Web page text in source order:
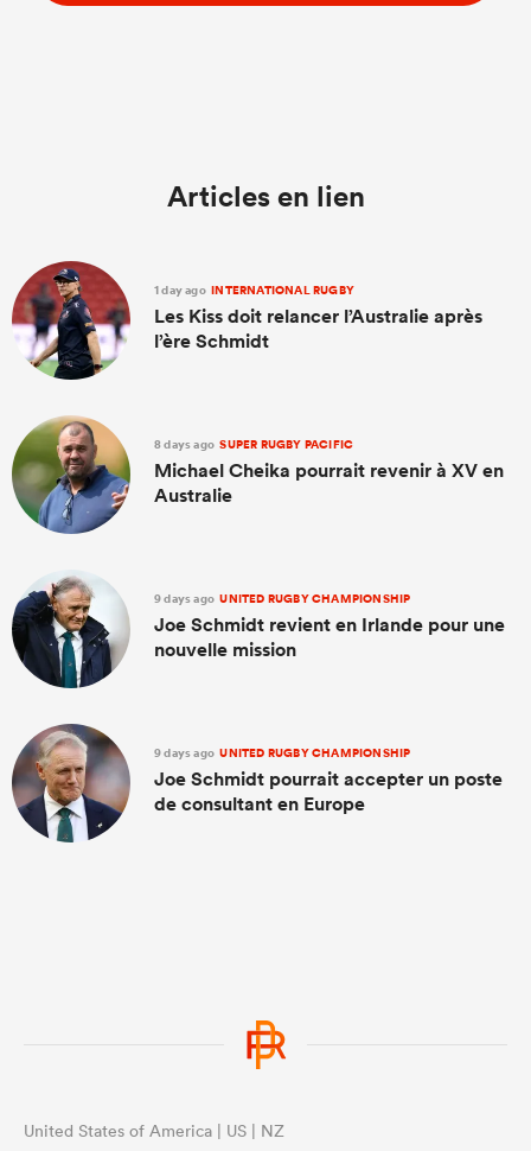
Articles en lien
1 day ago INTERNATIONAL RUGBY
Les Kiss doit relancer l’Australie après
l’ère Schmidt
8 days ago SUPER RUGBY PACIFIC
Michael Cheika pourrait revenir à XV en
Australie
9 days ago UNITED RUGBY CHAMPIONSHIP
Joe Schmidt revient en Irlande pour une
nouvelle mission
9 days ago UNITED RUGBY CHAMPIONSHIP
Joe Schmidt pourrait accepter un poste
de consultant en Europe
United States of America | US | NZ